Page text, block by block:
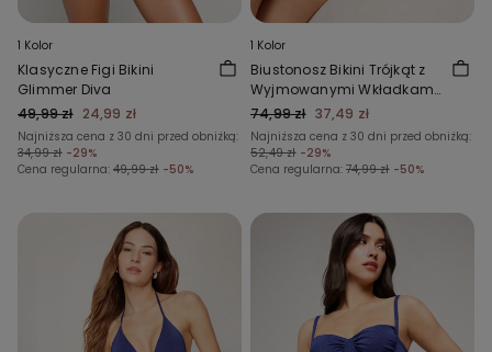
1 Kolor
Klasyczne Figi Bikini
Glimmer Diva
49,99 zł 24,99 zł
Najniższa cena z 30 dni przed obniżką:
34,99 zł -29%
Cena regularna: 49,99 zł -50%
1 Kolor
Biustonosz Bikini Trójkąt z
Wyjmowanymi Wkładkami
Glimmer Diva
74,99 zł 37,49 zł
Najniższa cena z 30 dni przed obniżką:
52,49 zł -29%
Cena regularna: 74,99 zł -50%